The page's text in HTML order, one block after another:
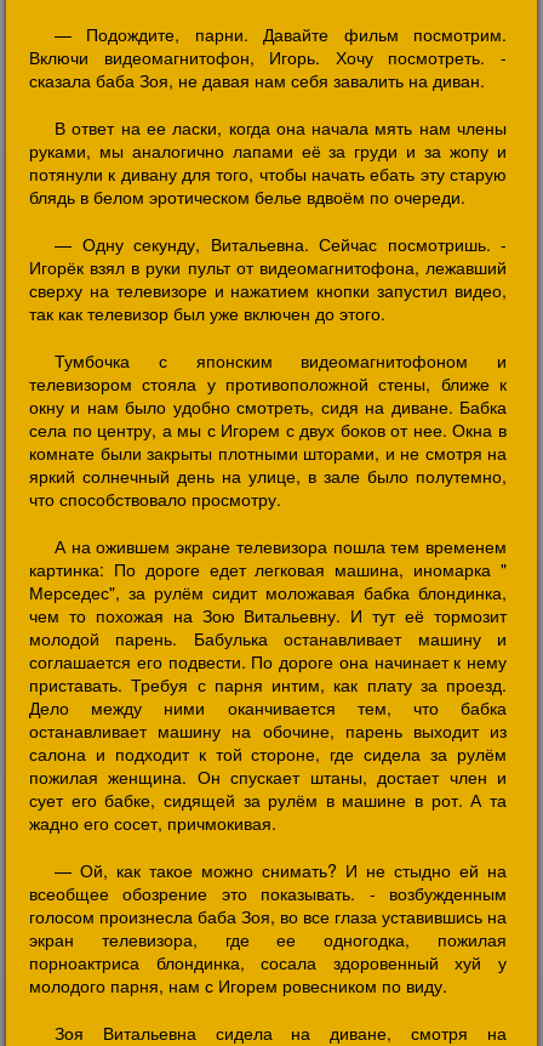
— Подождите, парни. Давайте фильм посмотрим.
Включи видеомагнитофон, Игорь. Хочу посмотреть. -
сказала баба Зоя, не давая нам себя завалить на диван.
В ответ на ее ласки, когда она начала мять нам члены
руками, мы аналогично лапами её за груди и за жопу и
потянули к дивану для того, чтобы начать ебать эту старую
блядь в белом эротическом белье вдвоём по очереди.
— Одну секунду, Витальевна. Сейчас посмотришь. -
Игорёк взял в руки пульт от видеомагнитофона, лежавший
сверху на телевизоре и нажатием кнопки запустил видео,
так как телевизор был уже включен до этого.
Тумбочка с японским видеомагнитофоном и
телевизором стояла у противоположной стены, ближе к
окну и нам было удобно смотреть, сидя на диване. Бабка
села по центру, а мы с Игорем с двух боков от нее. Окна в
комнате были закрыты плотными шторами, и не смотря на
яркий солнечный день на улице, в зале было полутемно,
что способствовало просмотру.
А на ожившем экране телевизора пошла тем временем
картинка: По дороге едет легковая машина, иномарка "
Мерседес", за рулём сидит моложавая бабка блондинка,
чем то похожая на Зою Витальевну. И тут её тормозит
молодой парень. Бабулька останавливает машину и
соглашается его подвести. По дороге она начинает к нему
приставать. Требуя с парня интим, как плату за проезд.
Дело между ними оканчивается тем, что бабка
останавливает машину на обочине, парень выходит из
салона и подходит к той стороне, где сидела за рулём
пожилая женщина. Он спускает штаны, достает член и
сует его бабке, сидящей за рулём в машине в рот. А та
жадно его сосет, причмокивая.
— Ой, как такое можно снимать? И не стыдно ей на
всеобщее обозрение это показывать. - возбужденным
голосом произнесла баба Зоя, во все глаза уставившись на
экран телевизора, где ее одногодка, пожилая
порноактриса блондинка, сосала здоровенный хуй у
молодого парня, нам с Игорем ровесником по виду.
Зоя Витальевна сидела на диване, смотря на